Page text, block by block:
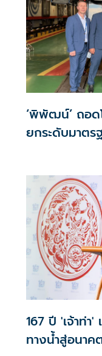
‘พิพัฒน์’ ถอด
ยกระดับมาตร
167 ปี 'เจ้าท่า
ทางน้ำสู่อนาค